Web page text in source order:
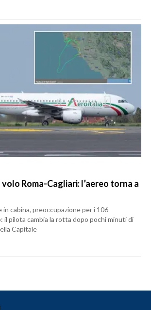
volo Roma-Cagliari: l’aereo torna a
in cabina, preoccupazione per i 106
il pilota cambia la rotta dopo pochi minuti di
Capitale